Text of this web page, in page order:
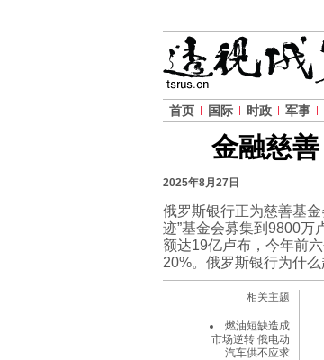
首页 国际 时政 军事
金融慈
2025年8月27日
俄罗斯银行正为慈善基
迹”基金会募集到9800万
额达19亿卢布，今年前
20%。俄罗斯银行为什
相关主题
燃油短缺造成
市场逆转 俄电动
汽车供不应求